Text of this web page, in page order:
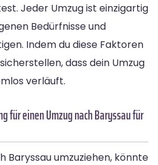
Jeder Umzug ist einzigartig
Bedürfnisse und
Indem du diese Faktoren
dass dein Umzug
verläuft.
für einen Umzug nach Baryssau für
Baryssau umzuziehen, könnte